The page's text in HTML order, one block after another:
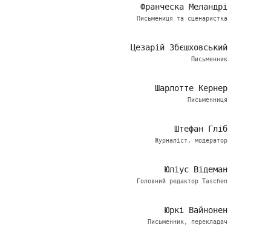
Франческа Меландрі
Письмениця та сценаристка
Цезарій Збєшховський
Письменник
Шарлотте Кернер
Письменниця
Штефан Гліб
Журналіст, модератор
Юліус Відеман
Головний редактор Taschen
Юркі Вайнонен
Письменник, перекладач